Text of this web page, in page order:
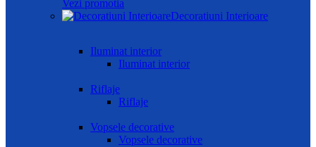
Vezi promotia
Decoratiuni Interioare
Iluminat interior
Iluminat interior
Riflaje
Riflaje
Vopsele decorative
Vopsele decorative